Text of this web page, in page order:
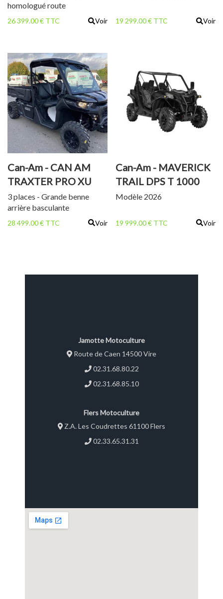
homologué route
26 399.00 € TTC Voir 19 299.00 € TTC Voir
Can-Am - CAN AM
TRAXTER PRO XU
HD 10 T
3 places - Grande benne
arrière basculante
28 499.00 € TTC Voir
Can-Am - MAVERICK
TRAIL DPS T 1000
Modèle 2026
19 999.00 € TTC Voir
Jamotte Motoculture
Route de Caen 14500 Vire
02.31.68.80.22
02.31.68.85.10
Flers Motoculture
Z.A. Les Coudrettes 61100 Flers
02.33.65.31.31